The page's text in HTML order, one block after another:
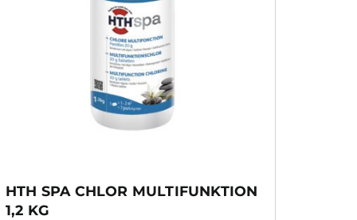
HTH SPA CHLOR MULTIFUNKTION
1,2 KG